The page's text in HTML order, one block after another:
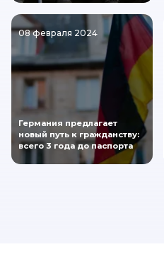
08 февраля 2024
Германия предлагает
новый путь к гражданству:
всего 3 года до паспорта